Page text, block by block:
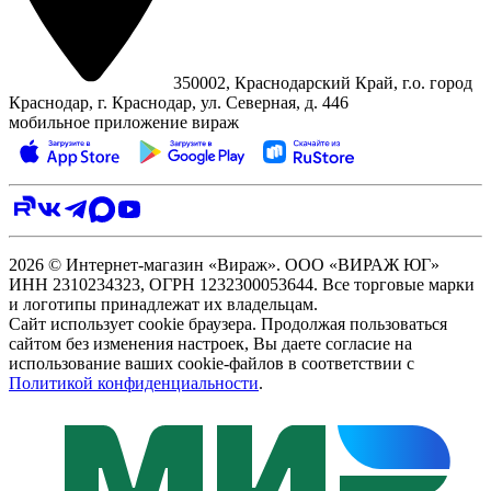
350002, Краснодарский Край, г.о. город
Краснодар, г. Краснодар, ул. Северная, д. 446
мобильное приложение вираж
2026 © Интернет-магазин «Вираж». ООО «ВИРАЖ ЮГ»
ИНН 2310234323, ОГРН 1232300053644. Все торговые марки
и логотипы принадлежат их владельцам.
Сайт использует cookie браузера. Продолжая пользоваться
сайтом без изменения настроек, Вы даете согласие на
использование ваших cookie-файлов в соответствии с
Политикой конфиденциальности.